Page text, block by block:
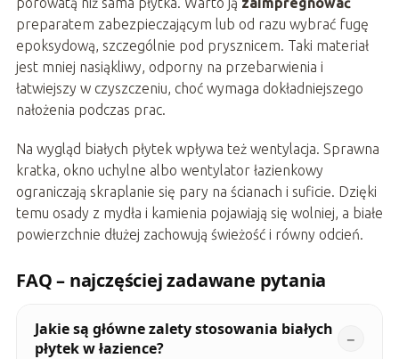
preparatem zabezpieczającym lub od razu wybrać fugę
epoksydową, szczególnie pod prysznicem. Taki materiał
jest mniej nasiąkliwy, odporny na przebarwienia i
łatwiejszy w czyszczeniu, choć wymaga dokładniejszego
nałożenia podczas prac.
Na wygląd białych płytek wpływa też wentylacja. Sprawna
kratka, okno uchylne albo wentylator łazienkowy
ograniczają skraplanie się pary na ścianach i suficie. Dzięki
temu osady z mydła i kamienia pojawiają się wolniej, a białe
powierzchnie dłużej zachowują świeżość i równy odcień.
FAQ – najczęściej zadawane pytania
Jakie są główne zalety stosowania białych
płytek w łazience?